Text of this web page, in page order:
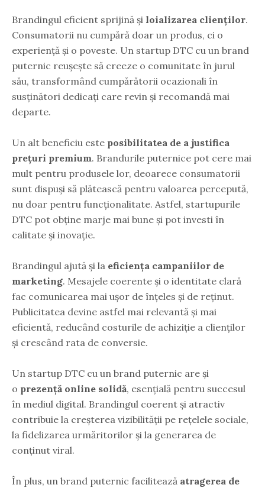
Brandingul eficient sprijină și loializarea clienților.
Consumatorii nu cumpără doar un produs, ci o
experiență și o poveste. Un startup DTC cu un brand
puternic reușește să creeze o comunitate în jurul
său, transformând cumpărătorii ocazionali în
susținători dedicați care revin și recomandă mai
departe.
Un alt beneficiu este posibilitatea de a justifica
prețuri premium. Brandurile puternice pot cere mai
mult pentru produsele lor, deoarece consumatorii
sunt dispuși să plătească pentru valoarea percepută,
nu doar pentru funcționalitate. Astfel, startupurile
DTC pot obține marje mai bune și pot investi în
calitate și inovație.
Brandingul ajută și la eficiența campaniilor de
marketing. Mesajele coerente și o identitate clară
fac comunicarea mai ușor de înțeles și de reținut.
Publicitatea devine astfel mai relevantă și mai
eficientă, reducând costurile de achiziție a clienților
și crescând rata de conversie.
Un startup DTC cu un brand puternic are și
o prezență online solidă, esențială pentru succesul
în mediul digital. Brandingul coerent și atractiv
contribuie la creșterea vizibilității pe rețelele sociale,
la fidelizarea urmăritorilor și la generarea de
conținut viral.
În plus, un brand puternic facilitează atragerea de